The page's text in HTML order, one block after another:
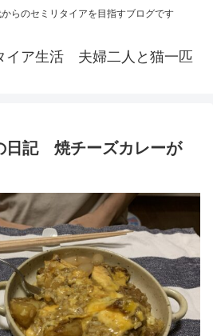
らのセミリタイアを目指すブログです
イア生活 夫婦二人と猫一匹
日記 焼チーズカレーが